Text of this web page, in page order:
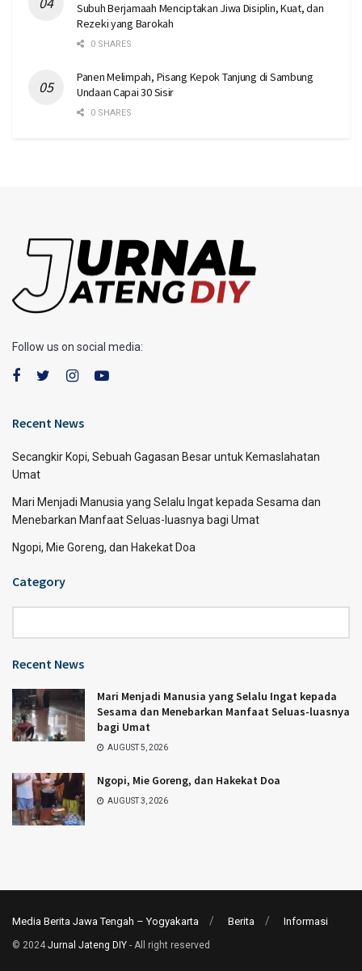
Subuh Berjamaah Menciptakan Jiwa Disiplin, Kuat, dan
Rezeki yang Barokah
0 SHARES
Panen Melimpah, Pisang Kepok Tanjung di Sambung
Undaan Capai 30 Sisir
0 SHARES
Follow us on social media:
Recent News
Secangkir Kopi, Sebuah Gagasan Besar untuk Kemaslahatan
Umat
Mari Menjadi Manusia yang Selalu Ingat kepada Sesama dan
Menebarkan Manfaat Seluas-luasnya bagi Umat
Ngopi, Mie Goreng, dan Hakekat Doa
Category
Recent News
Mari Menjadi Manusia yang Selalu Ingat kepada
Sesama dan Menebarkan Manfaat Seluas-luasnya
bagi Umat
AUGUST 5, 2026
Ngopi, Mie Goreng, dan Hakekat Doa
AUGUST 3, 2026
Media Berita Jawa Tengah – Yogyakarta Berita Informasi
© 2024 Jurnal Jateng DIY - All right reserved